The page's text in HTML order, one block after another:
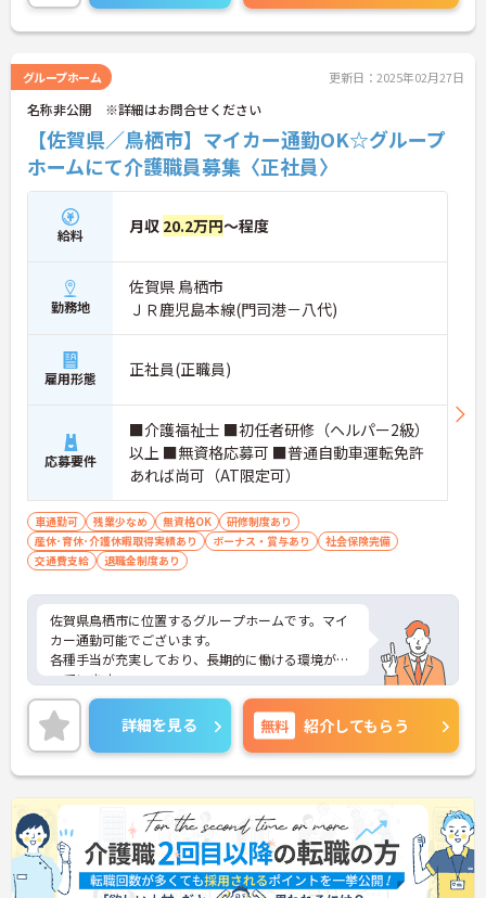
ご興味のある方には、面接対策ポイントなど、さら
に詳細をお話しいたしますのでお気軽にご相談くだ
グループホーム 更新日：2025年02月27日
名称非公開 ※詳細はお問合せください
【佐賀県／鳥栖市】マイカー通勤OK☆グループ
ホームにて介護職員募集〈正社員〉
給料 月収 20.2万円～程度
勤務地
佐賀県 鳥栖市
ＪＲ鹿児島本線(門司港－八代)
雇用形態 正社員(正職員)
応募要件
■介護福祉士 ■初任者研修（ヘルパー2級）
以上 ■無資格応募可 ■普通自動車運転免許
あれば尚可（AT限定可）
車通勤可 残業少なめ 無資格OK
研修制度あり
産休･育休･介護休暇取得実績あり
ボーナス・賞与あり
社会保険完備
交通費支給
退職金制度あり
佐賀県鳥栖市に位置するグループホームです。マイ
カー通勤可能でございます。
各種手当が充実しており、長期的に働ける環境が整
っています。
残業が少なめですので、プライベートの時間も大切
にしていただけます。
ご興味のある方には、面接対策ポイントなど、さら
に詳細をお話しいたしますのでお気軽にご相談くだ
さい！
詳細を見る 無料 紹介してもらう